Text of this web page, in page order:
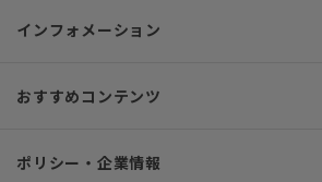
インフォメーション
おすすめコンテンツ
ポリシー・企業情報